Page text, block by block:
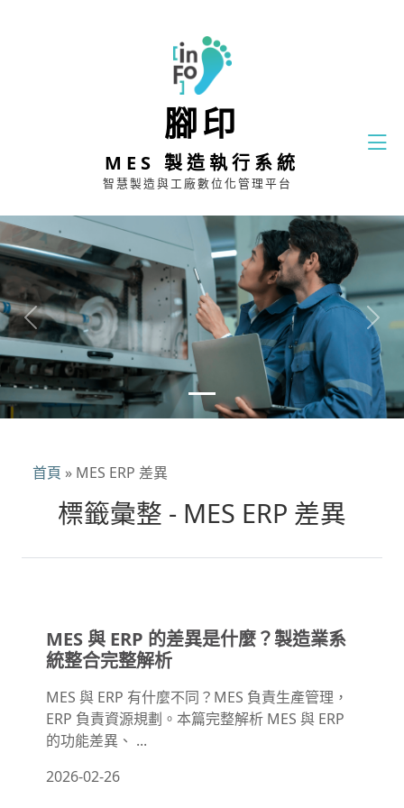
腳印
MES 製造執行系統
智慧製造與工廠數位化管理平台
Previous Next
首頁 » MES ERP 差異
標籤彙整 - MES ERP 差異
MES 與 ERP 的差異是什麼？製造業系
統整合完整解析
MES 與 ERP 有什麼不同？MES 負責生產管理，
ERP 負責資源規劃。本篇完整解析 MES 與 ERP
的功能差異、 ...
2026-02-26